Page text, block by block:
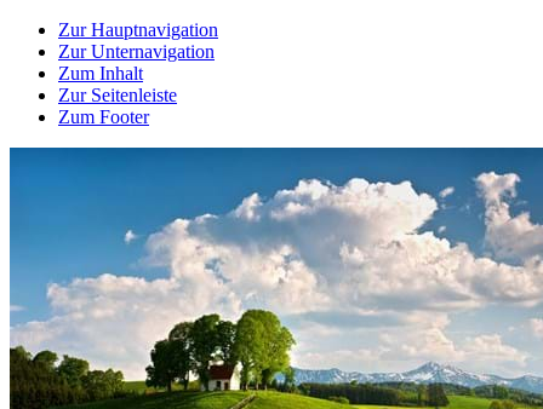
Zur Hauptnavigation
Zur Unternavigation
Zum Inhalt
Zur Seitenleiste
Zum Footer